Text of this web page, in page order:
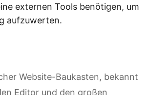
externen Tools benötigen, um
aufzuwerten.
Website-Baukasten, bekannt
Editor und den großen